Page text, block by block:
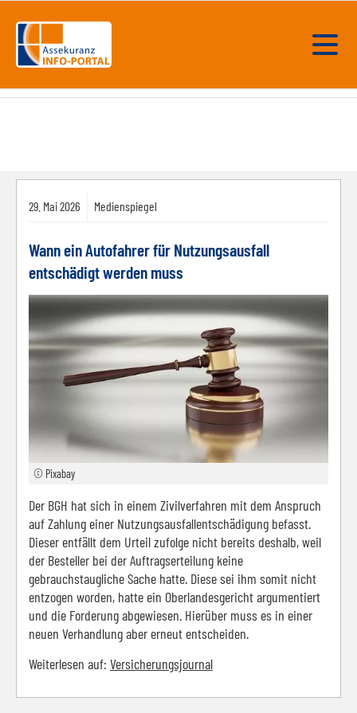
29. Mai2026 Medienspiegel
Wann ein Autofahrer für Nutzungsausfall
entschädigt werden muss
© Pixabay
Der BGH hat sich in einem Zivilverfahren mit dem Anspruch
auf Zahlung einer Nutzungsausfallentschädigung befasst.
Dieser entfällt dem Urteil zufolge nicht bereits deshalb, weil
der Besteller bei der Auftragserteilung keine
gebrauchstaugliche Sache hatte. Diese sei ihm somit nicht
entzogen worden, hatte ein Oberlandesgericht argumentiert
und die Forderung abgewiesen. Hierüber muss es in einer
neuen Verhandlung aber erneut entscheiden.
Weiterlesen auf: Versicherungsjournal